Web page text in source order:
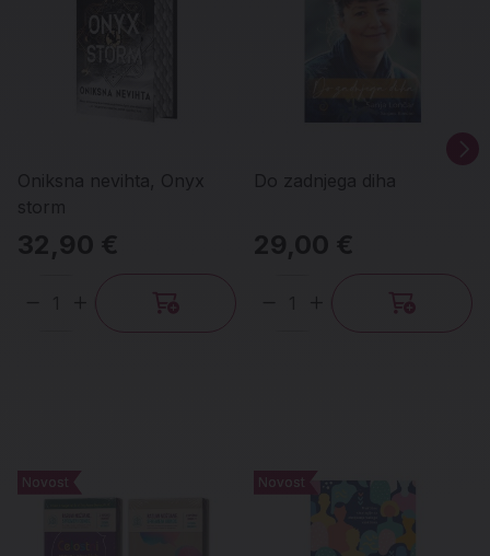
Oniksna nevihta, Onyx
storm
32,90 €
Količina
Do zadnjega diha
29,00 €
Količina
Novost
Novost Novost
Novost